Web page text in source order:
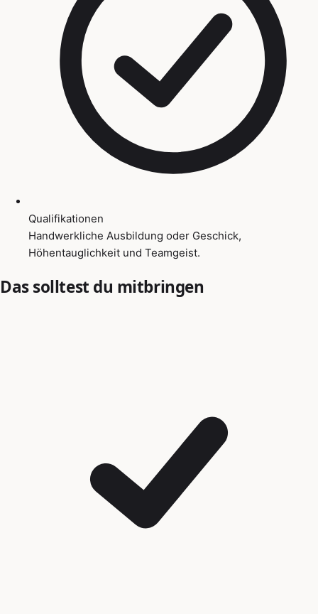
Qualifikationen
Handwerkliche Ausbildung oder Geschick,
Höhentauglichkeit und Teamgeist.
Das solltest du mitbringen